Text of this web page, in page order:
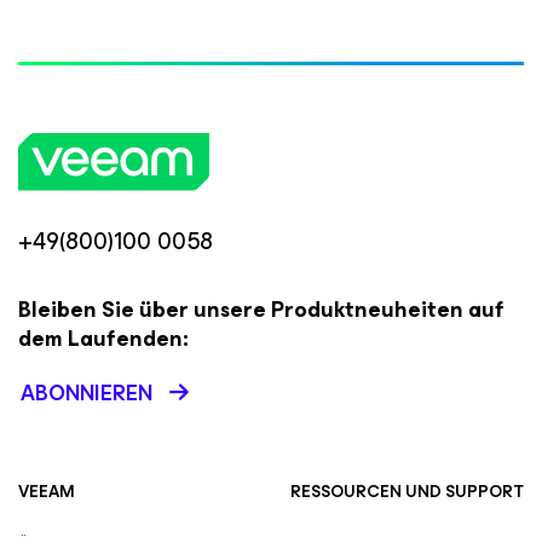
+49(800)100 0058
Bleiben Sie über unsere Produktneuheiten auf
dem Laufenden:
ABONNIEREN
VEEAM
RESSOURCEN UND SUPPORT